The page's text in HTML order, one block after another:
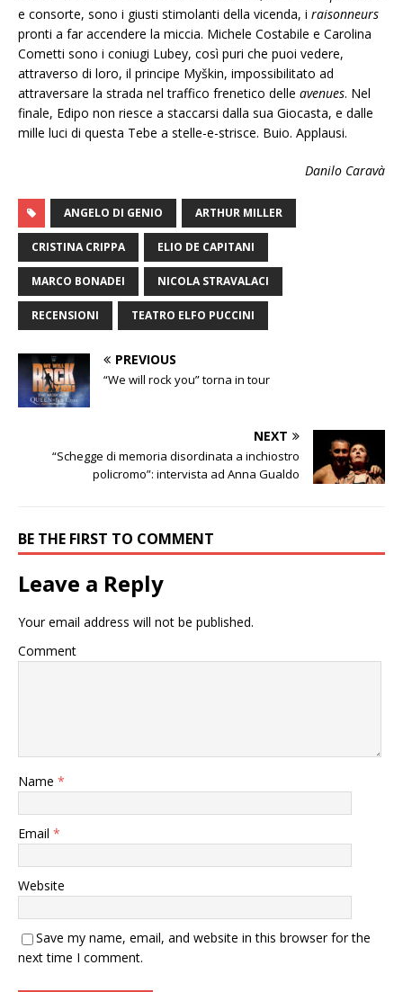
e consorte, sono i giusti stimolanti della vicenda, i raisonneurs
pronti a far accendere la miccia. Michele Costabile e Carolina
Cometti sono i coniugi Lubey, così puri che puoi vedere,
attraverso di loro, il principe Myškin, impossibilitato ad
attraversare la strada nel traffico frenetico delle avenues. Nel
finale, Edipo non riesce a staccarsi dalla sua Giocasta, e dalle
mille luci di questa Tebe a stelle-e-strisce. Buio. Applausi.
Danilo Caravà
ANGELO DI GENIO ARTHUR MILLER
CRISTINA CRIPPA ELIO DE CAPITANI
MARCO BONADEI NICOLA STRAVALACI
RECENSIONI TEATRO ELFO PUCCINI
PREVIOUS
“We will rock you” torna in tour
NEXT
“Schegge di memoria disordinata a inchiostro
policromo”: intervista ad Anna Gualdo
BE THE FIRST TO COMMENT
Leave a Reply
Your email address will not be published.
Comment
Name *
Email *
Website
Save my name, email, and website in this browser for the
next time I comment.